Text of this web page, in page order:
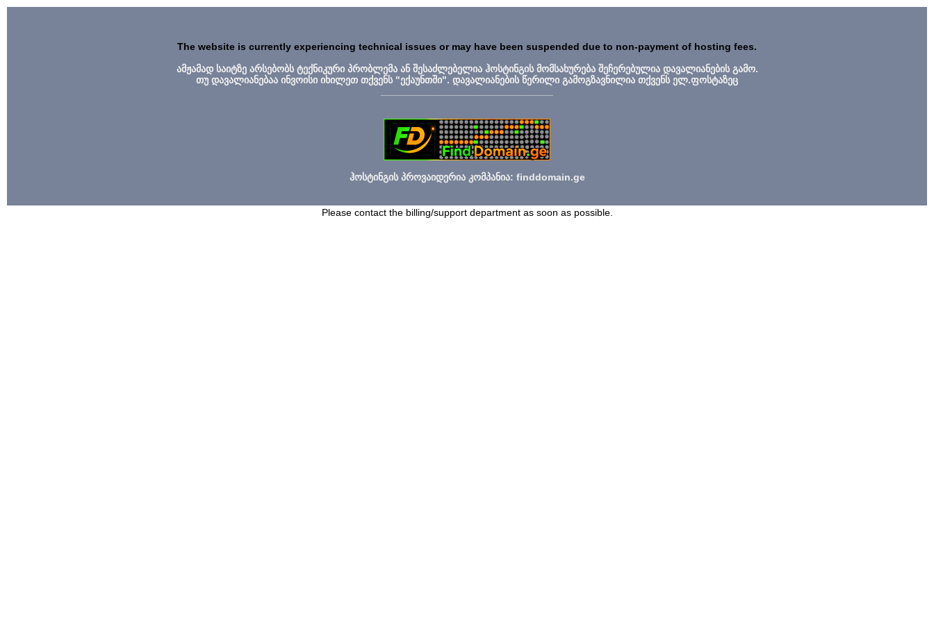
The website is currently experiencing technical issues or may have been suspended due to non-payment of hosting fees.
ამჟამად საიტზე არსებობს ტექნიკური პრობლემა ან შესაძლებელია ჰოსტინგის მომსახურება შეჩერებულია დავალიანების გამო.
თუ დავალიანებაა ინვოისი იხილეთ თქვენს "ექაუნთში". დავალიანების წერილი გამოგზავნილია თქვენს ელ.ფოსტაზეც
ჰოსტინგის პროვაიდერია კომპანია: finddomain.ge
Please contact the billing/support department as soon as possible.